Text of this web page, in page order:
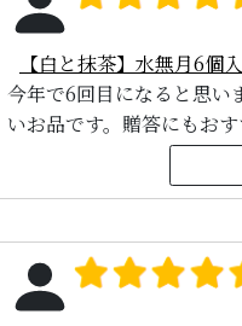
【白と抹茶】水無月6個
今年で6回目になると思い
いお品です。贈答にもおす